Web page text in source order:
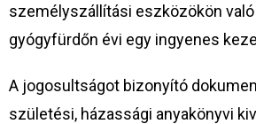
személyszállítási eszközökön
gyógyfürdőn évi egy ingyenes
A jogosultságot bizonyító
születési, házassági anyakönyvi